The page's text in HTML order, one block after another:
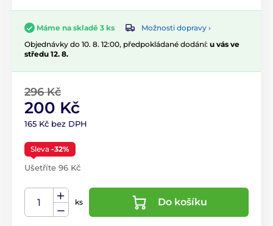
Máme na skladě 3 ks
Možnosti dopravy ›
Objednávky do 10. 8. 12:00, předpokládané dodání: u vás ve
středu 12. 8.
296 Kč
200 Kč
165 Kč bez DPH
Sleva -32%
Ušetříte 96 Kč
ks Do košíku